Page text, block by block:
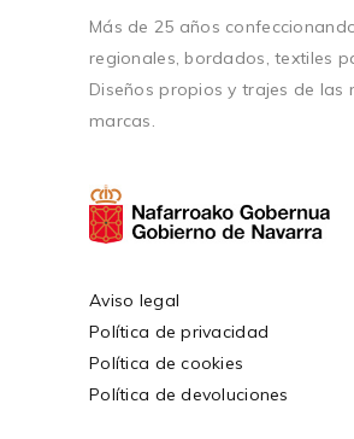
Más de 25 años
regionales, bordados, textiles
Diseños propios y trajes de las
marcas.
Aviso legal
Política de privacidad
Política de cookies
Política de devoluciones